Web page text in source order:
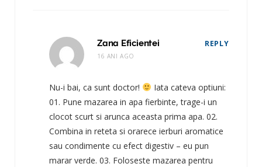
Zana Eficientei
16 ANI AGO
REPLY
Nu-i bai, ca sunt doctor!
Iata cateva optiuni:
01. Pune mazarea in apa fierbinte, trage-i un
clocot scurt si arunca aceasta prima apa. 02.
Combina in reteta si orarece ierburi aromatice
sau condimente cu efect digestiv – eu pun
marar verde. 03. Foloseste mazarea pentru